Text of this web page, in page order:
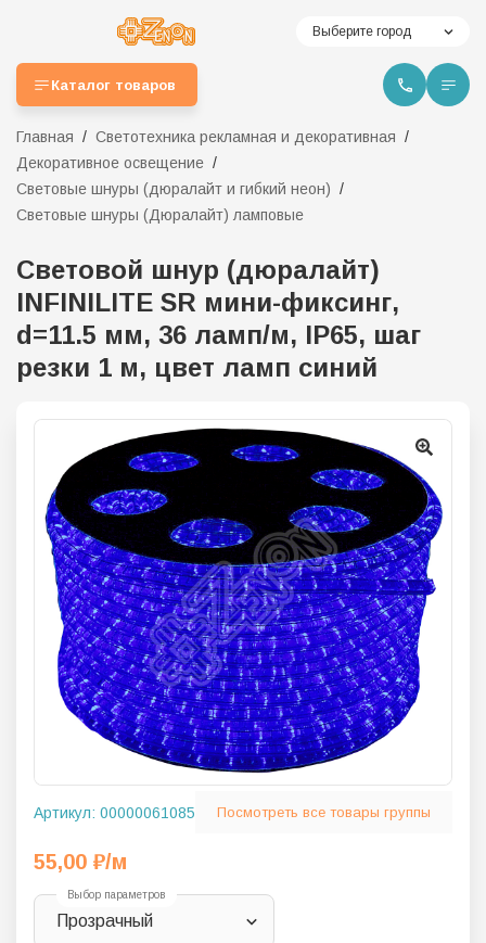
Выберите город
Каталог товаров
Главная
Светотехника рекламная и декоративная
Декоративное освещение
Световые шнуры (дюралайт и гибкий неон)
Световые шнуры (Дюралайт) ламповые
Световой шнур (дюралайт)
INFINILITE SR мини-фиксинг,
d=11.5 мм, 36 ламп/м, IP65, шаг
резки 1 м, цвет ламп синий
Артикул: 00000061085 Посмотреть все товары группы
55,00 ₽/м
Выбор параметров
Прозрачный